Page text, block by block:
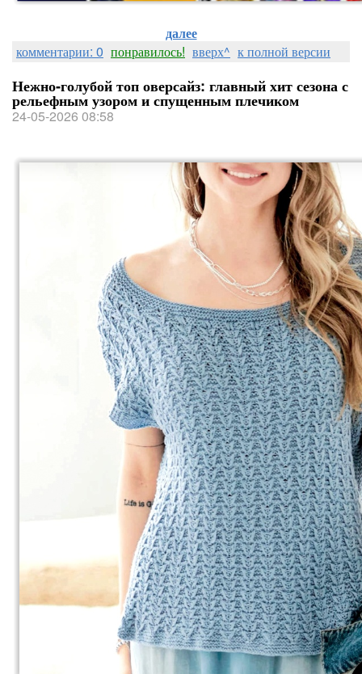
далее
комментарии: 0 понравилось! вверх^ к полной версии
Нежно‑голубой топ оверсайз: главный хит сезона с
рельефным узором и спущенным плечиком
24-05-2026 08:58